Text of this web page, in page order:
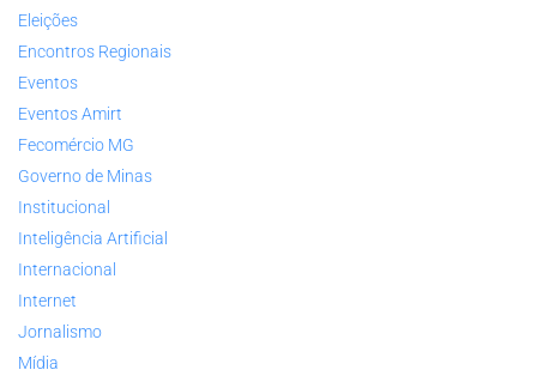
Eleições
Encontros Regionais
Eventos
Eventos Amirt
Fecomércio MG
Governo de Minas
Institucional
Inteligência Artificial
Internacional
Internet
Jornalismo
Mídia